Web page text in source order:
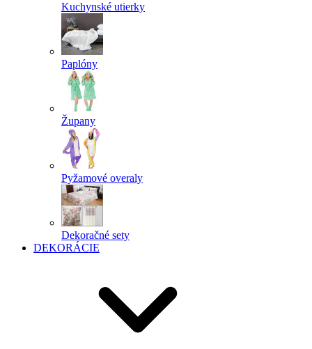
Kuchynské utierky
Paplóny
Župany
Pyžamové overaly
Dekoračné sety
DEKORÁCIE